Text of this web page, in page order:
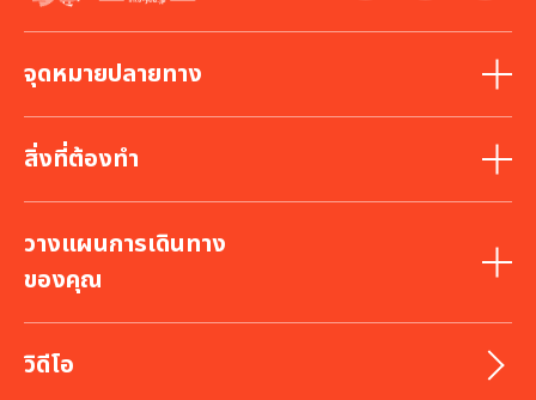
จุดหมายปลายทาง
สิ่งที่ต้องทำ
วางแผนการเดินทาง
ของคุณ
วิดีโอ